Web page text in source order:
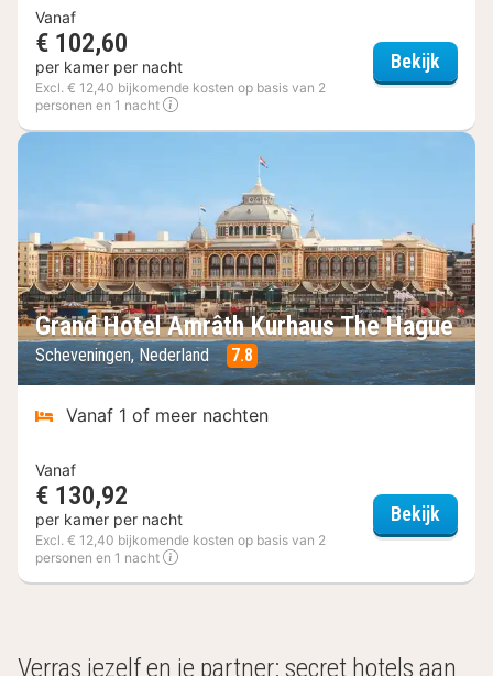
Vanaf
€ 102,60
per kamer per nacht
Excl. € 12,40 bijkomende kosten op basis van 2
personen en 1 nacht
Bekijk
Grand Hotel Amrâth Kurhaus The Hague
Scheveningen, Nederland 7.8
Vanaf 1 of meer nachten
Vanaf
€ 130,92
per kamer per nacht
Excl. € 12,40 bijkomende kosten op basis van 2
personen en 1 nacht
Bekijk
Verras jezelf en je partner: secret hotels aan